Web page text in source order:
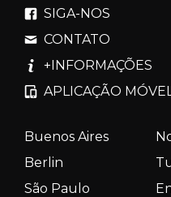
SIGA-NOS
CONTATO
+INFORMAÇÕES
APLICAÇÃO
Buenos Aires
Berlin
São Paulo